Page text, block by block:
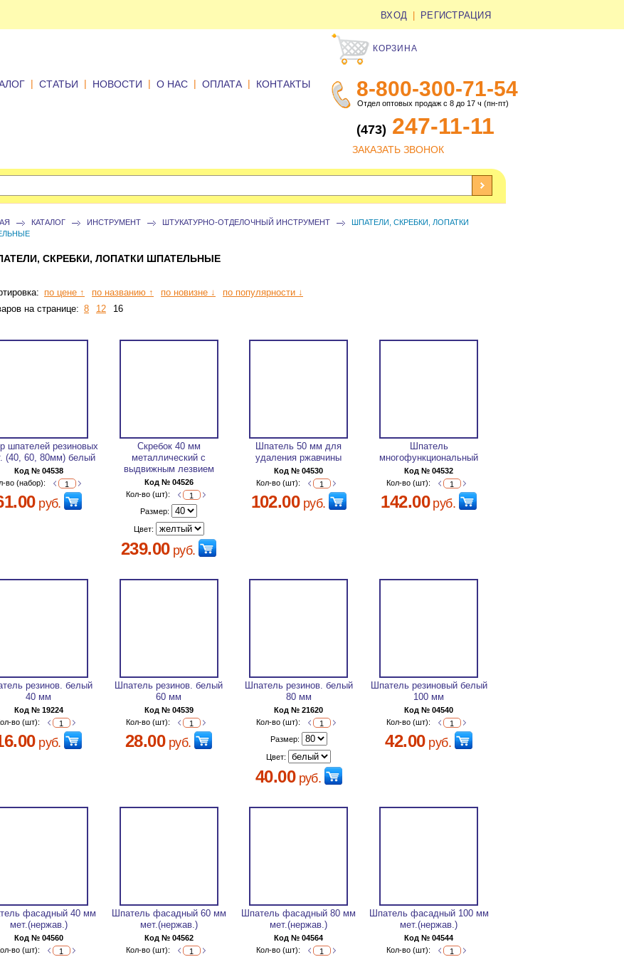
ВХОД РЕГИСТРАЦИЯ
КОРЗИНА
8-800-300-71-54
Отдел оптовых продаж с 8 до 17 ч (пн-пт)
(473) 247-11-11
ЗАКАЗАТЬ ЗВОНОК
| СТАТЬИ | НОВОСТИ | О НАС | ОПЛАТА | КОНТАКТЫ
КАТАЛОГ ИНСТРУМЕНТ ШТУКАТУРНО-ОТДЕЛОЧНЫЙ ИНСТРУМЕНТ
ШПАТЕЛИ, СКРЕБКИ, ЛОПАТКИ
СКРЕБКИ, ЛОПАТКИ ШПАТЕЛЬНЫЕ
по цене ↑ по названию ↑ по новизне ↓
по популярности ↓
на странице: 8 12 16
шпателей резиновых
(40, 60, 80мм) белый
Код № 04538
во (набор):
руб.
Скребок 40 мм
металлический с
выдвижным лезвием
Код № 04526
Кол-во (шт):
Размер:
Цвет:
239.00руб.
Шпатель 50 мм для
удаления ржавчины
Код № 04530
Кол-во (шт):
102.00руб.
Шпатель
многофункциональный
Код № 04532
Кол-во (шт):
142.00руб.
резинов. белый
40 мм
Код № 19224
во (шт):
руб.
Шпатель резинов. белый
60 мм
Код № 04539
Кол-во (шт):
28.00руб.
Шпатель резинов. белый
80 мм
Код № 21620
Кол-во (шт):
Размер:
Цвет:
40.00руб.
Шпатель резиновый белый
100 мм
Код № 04540
Кол-во (шт):
42.00руб.
фасадный 40 мм
мет.(нержав.)
Код № 04560
во (шт):
Шпатель фасадный 60 мм
мет.(нержав.)
Код № 04562
Кол-во (шт):
Шпатель фасадный 80 мм
мет.(нержав.)
Код № 04564
Кол-во (шт):
Шпатель фасадный 100 мм
мет.(нержав.)
Код № 04544
Кол-во (шт):